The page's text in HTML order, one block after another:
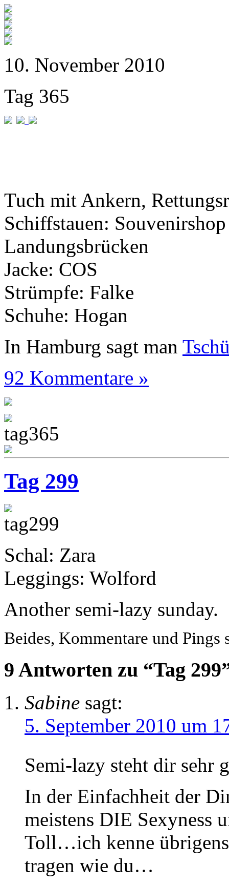
10. November 2010
Tag 365
Tuch mit Ankern,
Schiffstauen:
Landungsbrücken
Jacke: COS
Strümpfe: Falke
Schuhe: Hogan
In Hamburg sagt man
92 Kommentare »
Tag 299
Schal: Zara
Leggings: Wolford
Another semi-lazy sunday.
Beides, Kommentare und Pings
9 Antworten zu “Tag
Sabine sagt:
5. September 2010 um
Semi-lazy steht dir sehr
In der Einfachheit der
meistens DIE Sexyness
Toll…ich kenne
tragen wie du…